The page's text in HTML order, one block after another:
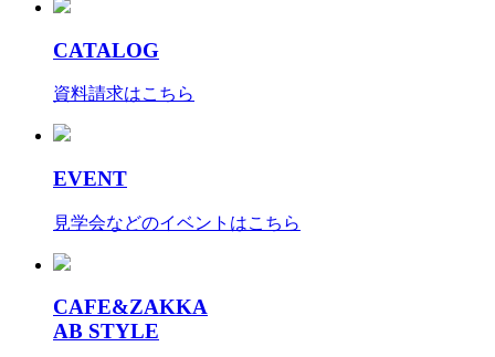
CATALOG
資料請求はこちら
EVENT
見学会などのイベントはこちら
CAFE&ZAKKA
AB STYLE